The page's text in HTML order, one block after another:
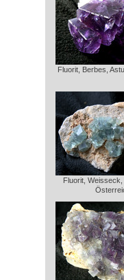
Fluorit, Berbes,
Fluorit,